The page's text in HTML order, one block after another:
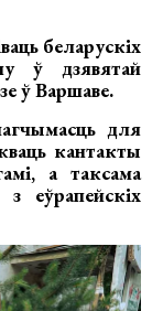
беларускіх
ў дзявятай
ў Варшаве.
для
кантакты
а таксама
еўрапейскіх